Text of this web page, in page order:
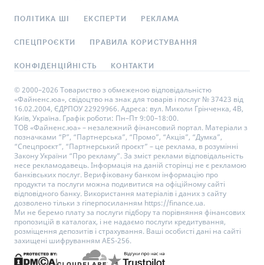
ПОЛІТИКА ШІ ЕКСПЕРТИ РЕКЛАМА
СПЕЦПРОЄКТИ ПРАВИЛА КОРИСТУВАННЯ
КОНФІДЕНЦІЙНІСТЬ КОНТАКТИ
© 2000–2026 Товариство з обмеженою відповідальністю
«Файненс.юа», свідоцтво на знак для товарів і послуг № 37423 від
16.02.2004, ЄДРПОУ 22929966. Адреса: вул. Миколи Грінченка, 4В,
Київ, Україна. Графік роботи: Пн–Пт 9:00–18:00.
ТОВ «Файненс.юа» – незалежний фінансовий портал. Матеріали з
позначками “Р”, “Партнерська”, “Промо”, “Акція”, “Думка”,
“Спецпроєкт”, “Партнерський проєкт” – це реклама, в розумінні
Закону України “Про рекламу”. За зміст реклами відповідальність
несе рекламодавець. Інформація на даній сторінці не є рекламою
банківських послуг. Верифіковану банком інформацію про
продукти та послуги можна подивитися на офіційному сайті
відповідного банку. Використання матеріалів і даних з сайту
дозволено тільки з гіперпосиланням https://finance.ua.
Ми не беремо плату за послуги підбору та порівняння фінансових
пропозицій в каталогах, і не надаємо послуги кредитування,
розміщення депозитів і страхування. Ваші особисті дані на сайті
захищені шифруванням AES-256.